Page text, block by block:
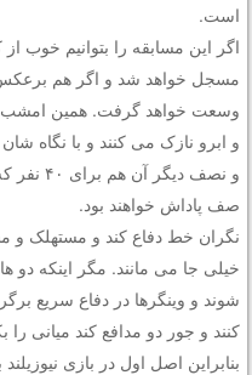
است.
اگر این مسابقه را بتوانیم خوب از
مسجل خواهد شد و اگر هم برعکس
وسعت خواهد گرفت. همین امشب
و ابرو نازک می کنند و با نگاه
و نصف دیگر
صف پاداش خواهند بود.
نگران خط دفاع کند و مستهلک و
خیلی جا می مانند. مگر اینکه دو
شوند و وینگرها در دفاع سریع
کنند و جور دو مدافع کند میانی را
بنابراین اصل اول در بازی